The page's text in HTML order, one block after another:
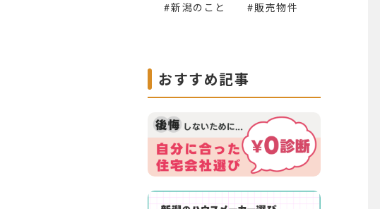
#新潟のこと #販売物件
おすすめ記事